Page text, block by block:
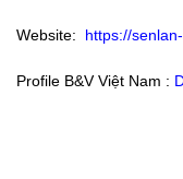
Website: https://
Profile B&V Việt Nam :